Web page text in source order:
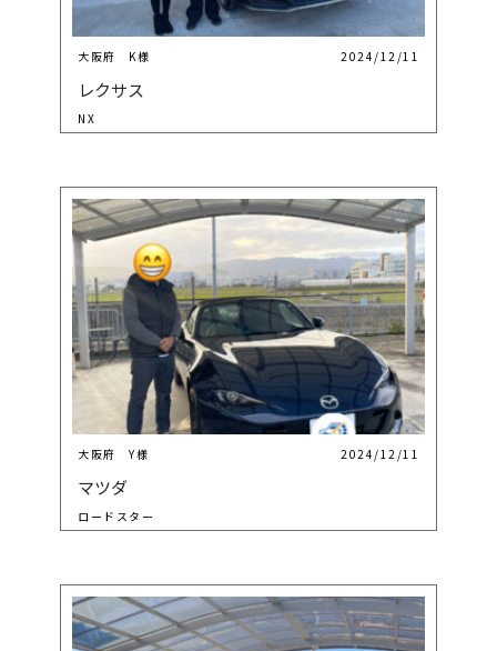
大阪府 K様 2024/12/11
レクサス
NX
大阪府 Y様 2024/12/11
マツダ
ロードスター